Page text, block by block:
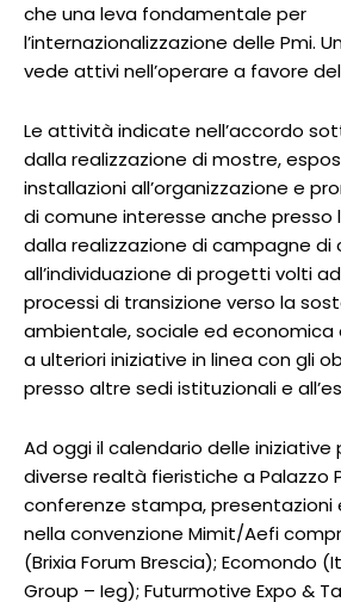
che una leva fondamentale per
l’internazionalizzazione delle Pmi.
vede attivi nell’operare a favore del
Le attività indicate nell’accordo
dalla realizzazione di mostre,
installazioni all’organizzazione e
di comune interesse anche presso
dalla realizzazione di campagne di
all’individuazione di progetti volti
processi di transizione verso la
ambientale, sociale ed economica
a ulteriori iniziative in linea con gli
presso altre sedi istituzionali e
Ad oggi il calendario delle iniziative
diverse realtà fieristiche a Palazzo
conferenze stampa, presentazioni
nella convenzione Mimit/Aefi
(Brixia Forum Brescia); Ecomondo
Group – Ieg); Futurmotive Expo &